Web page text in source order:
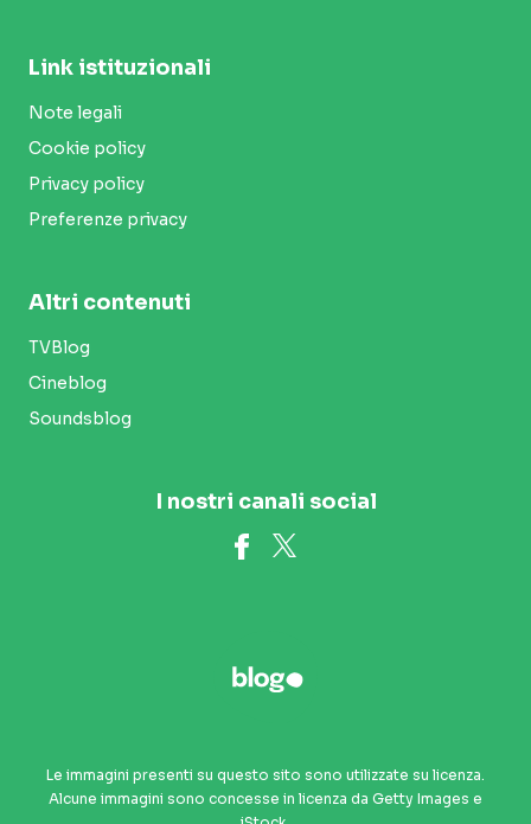
Link istituzionali
Note legali
Cookie policy
Privacy policy
Preferenze privacy
Altri contenuti
TVBlog
Cineblog
Soundsblog
I nostri canali social
Le immagini presenti su questo sito sono utilizzate su licenza.
Alcune immagini sono concesse in licenza da Getty Images e